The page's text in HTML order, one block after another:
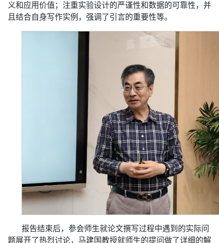
义和应用价值；注重实验设计的严谨性和数据的可靠性，并
且结合自身写作实例，强调了引言的重要性等。
报告结束后，参会师生就论文撰写过程中遇到的实际问
题展开了热烈讨论，马建国教授就师生的提问做了详细的解